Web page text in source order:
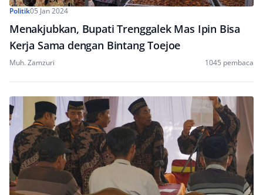
Politik05 Jan 2024
Menakjubkan, Bupati Trenggalek Mas Ipin Bisa
Kerja Sama dengan Bintang Toejoe
Muh. Zamzuri 1045 pembaca